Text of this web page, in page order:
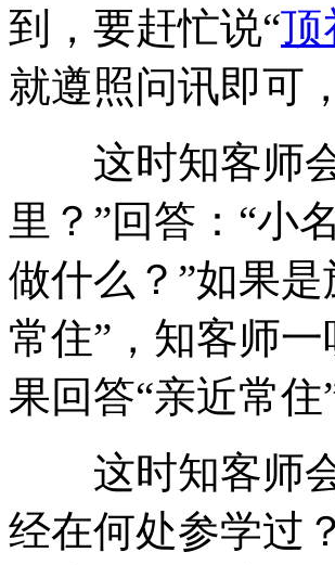
到，要赶忙说“顶
就遵照问讯即可
这时知客师会
里？”回答：“小
做什么？”如果
常住”，知客师
果回答“亲近常
这时知客师会
经在何处参学过